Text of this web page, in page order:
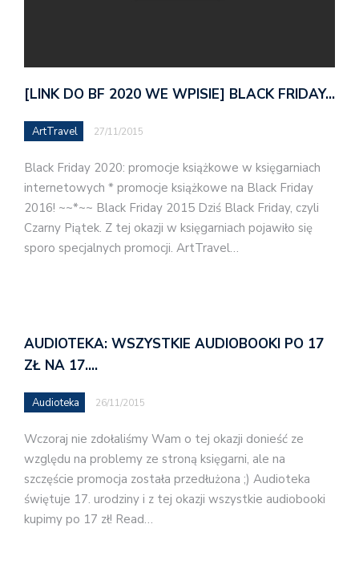
[LINK DO BF 2020 WE WPISIE] BLACK FRIDAY…
ArtTravel 27/11/2015
Black Friday 2020: promocje książkowe w księgarniach
internetowych * promocje książkowe na Black Friday
2016! ~~*~~ Black Friday 2015 Dziś Black Friday, czyli
Czarny Piątek. Z tej okazji w księgarniach pojawiło się
sporo specjalnych promocji. ArtTravel…
AUDIOTEKA: WSZYSTKIE AUDIOBOOKI PO 17
ZŁ NA 17.…
Audioteka 26/11/2015
Wczoraj nie zdołaliśmy Wam o tej okazji donieść ze
względu na problemy ze stroną księgarni, ale na
szczęście promocja została przedłużona ;) Audioteka
świętuje 17. urodziny i z tej okazji wszystkie audiobooki
kupimy po 17 zł! Read…